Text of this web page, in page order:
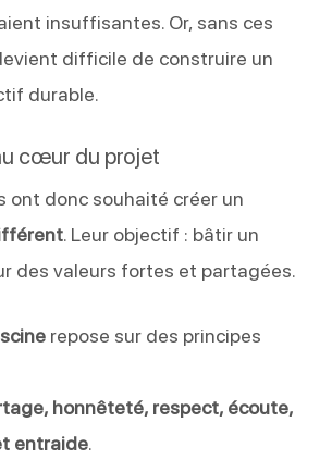
insuffisantes. Or, sans ces
difficile de construire un
durable.
cœur du projet
ont donc souhaité créer un
. Leur objectif : bâtir un
des valeurs fortes et partagées.
repose sur des principes
honnêteté, respect, écoute,
entraide.